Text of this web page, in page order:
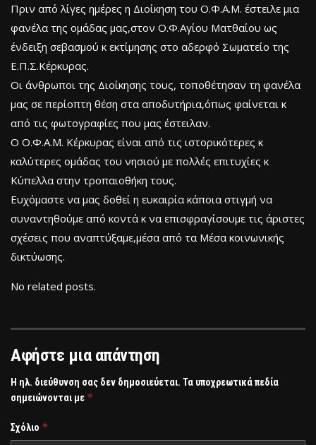
Πριν από λίγες ημέρες η Διοίκηση του Ο.Φ.Α.Μ. έστειλε μια
φανέλα της ομάδας μας,στον Ο.Φ.Αγίου Ματθαίου ως
ένδειξη σεβασμού κ εκτίμησης στο αδερφό Σωματείο της
Ε.Π.Σ.Κέρκυρας.
Οι άνθρωποι της Διοίκησης τους, τοποθέτησαν τη φανέλα
μας σε περίοπτη θέση στα αποδυτήρια,όπως φαίνεται κ
από τις φωτογραφίες που μας έστειλαν.
Ο Ο.Φ.Α.Μ. Κέρκυρας είναι από τις ιστορικότερες κ
καλύτερες ομάδας του νησιού με πολλές επιτυχίες κ
Κύπελλα στην τροπαιοθήκη τους.
Ευχόμαστε να μας δοθεί η ευκαιρία κάποια στιγμή να
συναντηθούμε από κοντά κ να επισφραγίσουμε τις άριστες
σχέσεις που αναπτύξαμε,μέσα από τα Μέσα κοινωνικής
δικτύωσης.
No related posts.
Αφήστε μια απάντηση
Η ηλ. διεύθυνση σας δεν δημοσιεύεται. Τα υποχρεωτικά πεδία
σημειώνονται με *
Σχόλιο *